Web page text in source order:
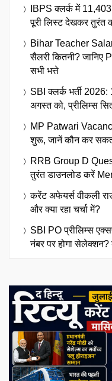
IBPS क्लर्क में
पूरी लिस्ट देखकर तुरंत
Bihar Teacher
सैलरी कितनी? जानिए
सभी भत्ते
SBI क्लर्क भर्ती
अगस्त को, प्रीलिम्स
MP Patwari
शुरू, जानें कौन कर
RRB Group D
तुरंत डाउनलोड करें
करेंट अफेयर्स वीकली
और क्या रहा चर्चा में?
SBI PO प्रीलिम्स
नंबर पर होगा